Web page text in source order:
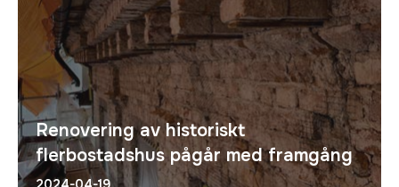
Renovering av historiskt
flerbostadshus pågår med framgång